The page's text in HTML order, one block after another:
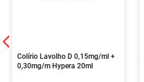
Colírio Lavolho D 0,15mg/ml +
0,30mg/m Hypera 20ml